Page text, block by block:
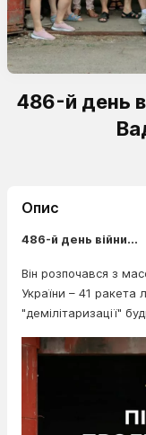
486-й день
Опис
486-й день війни...
Він розпочався з
України – 41 ракета
"демілітаризації"